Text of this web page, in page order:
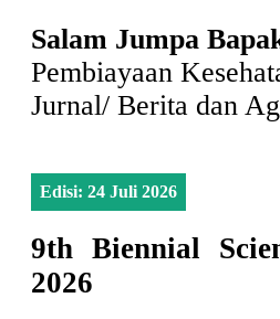
Salam Jumpa
Pembiayaan
Jurnal/ Berita dan
Edisi: 24 Juli 2026
9th Biennial
2026